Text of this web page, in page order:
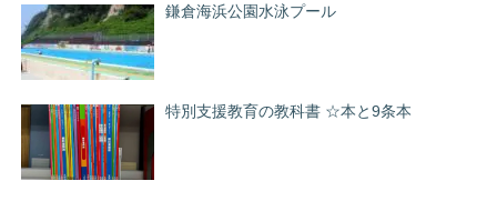
鎌倉海浜公園水泳プール
特別支援教育の教科書 ☆本と9条本